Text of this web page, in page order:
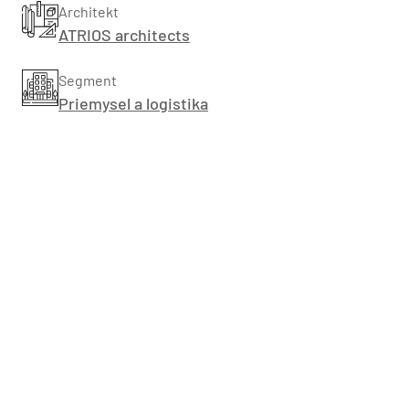
Architekt
ATRIOS architects
Segment
Priemysel a logistika